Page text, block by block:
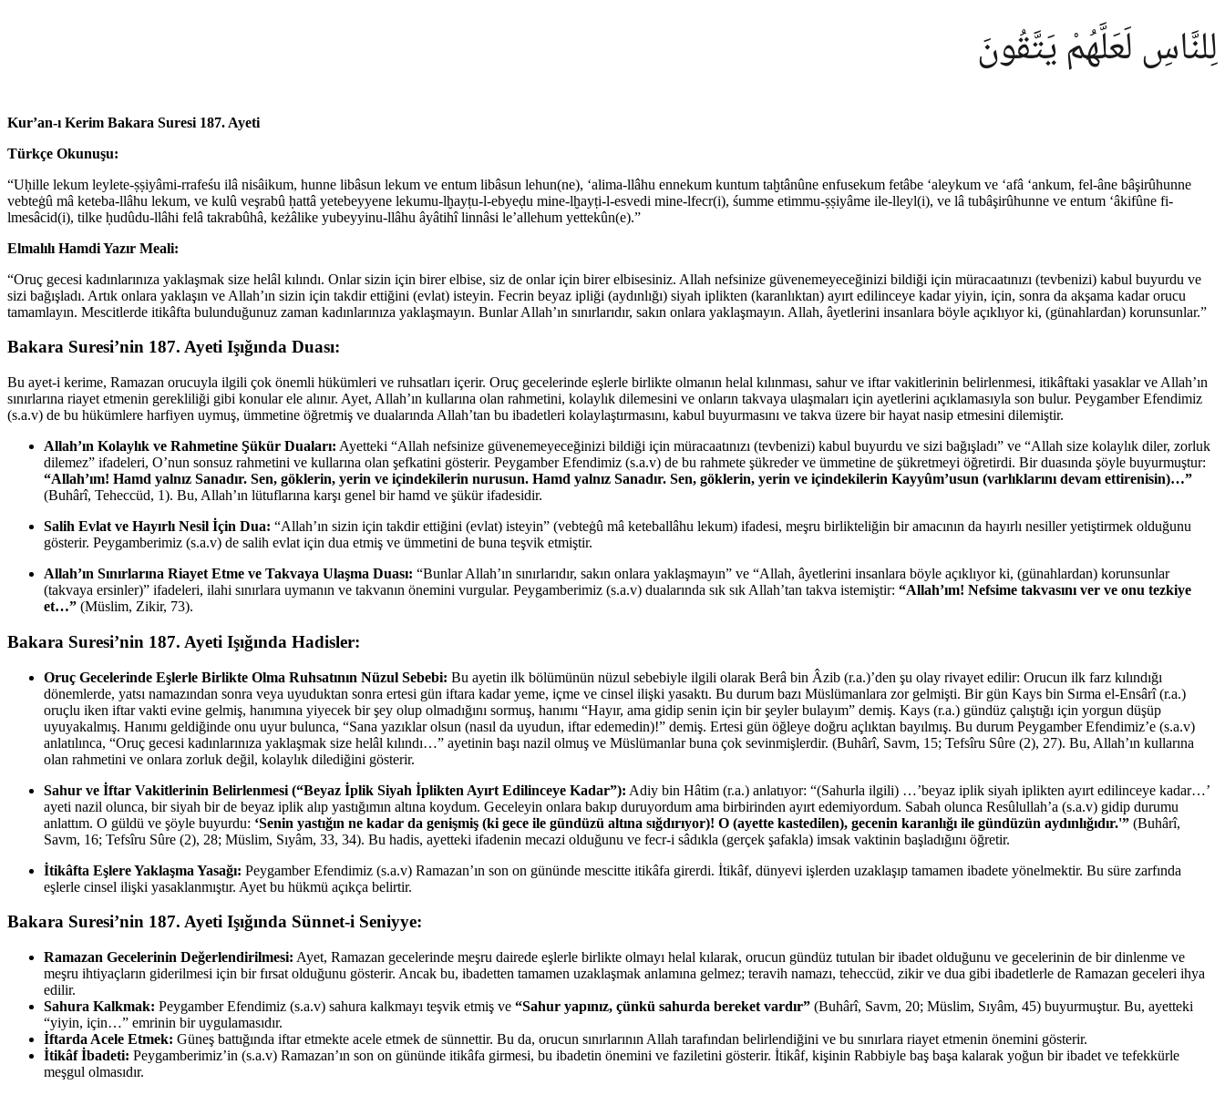
لِلنَّاسِ لَعَلَّهُمْ يَتَّقُونَ
Kur’an-ı Kerim Bakara Suresi 187. Ayeti
Türkçe Okunuşu:
“Uḥille lekum leylete-ṣṣiyâmi-rrafeśu ilâ nisâikum, hunne libâsun lekum ve entum libâsun lehun(ne), ‘alima-llâhu ennekum kuntum taḫtânûne enfusekum fetâbe ‘aleykum ve ‘afâ ‘ankum, fel-âne bâşirûhunne
vebteġû mâ keteba-llâhu lekum, ve kulû veşrabû ḥattâ yetebeyyene lekumu-lḫayṭu-l-ebyeḍu mine-lḫayṭi-l-esvedi mine-lfecr(i), śumme etimmu-ṣṣiyâme ile-lleyl(i), ve lâ tubâşirûhunne ve entum ‘âkifûne fi-
lmesâcid(i), tilke ḥudûdu-llâhi felâ takrabûhâ, keżâlike yubeyyinu-llâhu âyâtihî linnâsi le’allehum yettekûn(e).”
Elmalılı Hamdi Yazır Meali:
“Oruç gecesi kadınlarınıza yaklaşmak size helâl kılındı. Onlar sizin için birer elbise, siz de onlar için birer elbisesiniz. Allah nefsinize güvenemeyeceğinizi bildiği için müracaatınızı (tevbenizi) kabul buyurdu ve
sizi bağışladı. Artık onlara yaklaşın ve Allah’ın sizin için takdir ettiğini (evlat) isteyin. Fecrin beyaz ipliği (aydınlığı) siyah iplikten (karanlıktan) ayırt edilinceye kadar yiyin, için, sonra da akşama kadar orucu
tamamlayın. Mescitlerde itikâfta bulunduğunuz zaman kadınlarınıza yaklaşmayın. Bunlar Allah’ın sınırlarıdır, sakın onlara yaklaşmayın. Allah, âyetlerini insanlara böyle açıklıyor ki, (günahlardan) korunsunlar.”
Bakara Suresi’nin 187. Ayeti Işığında Duası:
Bu ayet-i kerime, Ramazan orucuyla ilgili çok önemli hükümleri ve ruhsatları içerir. Oruç gecelerinde eşlerle birlikte olmanın helal kılınması, sahur ve iftar vakitlerinin belirlenmesi, itikâftaki yasaklar ve Allah’ın
sınırlarına riayet etmenin gerekliliği gibi konular ele alınır. Ayet, Allah’ın kullarına olan rahmetini, kolaylık dilemesini ve onların takvaya ulaşmaları için ayetlerini açıklamasıyla son bulur. Peygamber Efendimiz
(s.a.v) de bu hükümlere harfiyen uymuş, ümmetine öğretmiş ve dualarında Allah’tan bu ibadetleri kolaylaştırmasını, kabul buyurmasını ve takva üzere bir hayat nasip etmesini dilemiştir.
Allah’ın Kolaylık ve Rahmetine Şükür Duaları: Ayetteki “Allah nefsinize güvenemeyeceğinizi bildiği için müracaatınızı (tevbenizi) kabul buyurdu ve sizi bağışladı” ve “Allah size kolaylık diler, zorluk
dilemez” ifadeleri, O’nun sonsuz rahmetini ve kullarına olan şefkatini gösterir. Peygamber Efendimiz (s.a.v) de bu rahmete şükreder ve ümmetine de şükretmeyi öğretirdi. Bir duasında şöyle buyurmuştur:
“Allah’ım! Hamd yalnız Sanadır. Sen, göklerin, yerin ve içindekilerin nurusun. Hamd yalnız Sanadır. Sen, göklerin, yerin ve içindekilerin Kayyûm’usun (varlıklarını devam ettirenisin)…”
(Buhârî, Teheccüd, 1). Bu, Allah’ın lütuflarına karşı genel bir hamd ve şükür ifadesidir.
Salih Evlat ve Hayırlı Nesil İçin Dua: “Allah’ın sizin için takdir ettiğini (evlat) isteyin” (vebteġû mâ keteballâhu lekum) ifadesi, meşru birlikteliğin bir amacının da hayırlı nesiller yetiştirmek olduğunu
gösterir. Peygamberimiz (s.a.v) de salih evlat için dua etmiş ve ümmetini de buna teşvik etmiştir.
Allah’ın Sınırlarına Riayet Etme ve Takvaya Ulaşma Duası: “Bunlar Allah’ın sınırlarıdır, sakın onlara yaklaşmayın” ve “Allah, âyetlerini insanlara böyle açıklıyor ki, (günahlardan) korunsunlar
(takvaya ersinler)” ifadeleri, ilahi sınırlara uymanın ve takvanın önemini vurgular. Peygamberimiz (s.a.v) dualarında sık sık Allah’tan takva istemiştir: “Allah’ım! Nefsime takvasını ver ve onu tezkiye
et…” (Müslim, Zikir, 73).
Bakara Suresi’nin 187. Ayeti Işığında Hadisler:
Oruç Gecelerinde Eşlerle Birlikte Olma Ruhsatının Nüzul Sebebi: Bu ayetin ilk bölümünün nüzul sebebiyle ilgili olarak Berâ bin Âzib (r.a.)’den şu olay rivayet edilir: Orucun ilk farz kılındığı
dönemlerde, yatsı namazından sonra veya uyuduktan sonra ertesi gün iftara kadar yeme, içme ve cinsel ilişki yasaktı. Bu durum bazı Müslümanlara zor gelmişti. Bir gün Kays bin Sırma el-Ensârî (r.a.)
oruçlu iken iftar vakti evine gelmiş, hanımına yiyecek bir şey olup olmadığını sormuş, hanımı “Hayır, ama gidip senin için bir şeyler bulayım” demiş. Kays (r.a.) gündüz çalıştığı için yorgun düşüp
uyuyakalmış. Hanımı geldiğinde onu uyur bulunca, “Sana yazıklar olsun (nasıl da uyudun, iftar edemedin)!” demiş. Ertesi gün öğleye doğru açlıktan bayılmış. Bu durum Peygamber Efendimiz’e (s.a.v)
anlatılınca, “Oruç gecesi kadınlarınıza yaklaşmak size helâl kılındı…” ayetinin başı nazil olmuş ve Müslümanlar buna çok sevinmişlerdir. (Buhârî, Savm, 15; Tefsîru Sûre (2), 27). Bu, Allah’ın kullarına
olan rahmetini ve onlara zorluk değil, kolaylık dilediğini gösterir.
Sahur ve İftar Vakitlerinin Belirlenmesi (“Beyaz İplik Siyah İplikten Ayırt Edilinceye Kadar”): Adiy bin Hâtim (r.a.) anlatıyor: “(Sahurla ilgili) …’beyaz iplik siyah iplikten ayırt edilinceye kadar…’
ayeti nazil olunca, bir siyah bir de beyaz iplik alıp yastığımın altına koydum. Geceleyin onlara bakıp duruyordum ama birbirinden ayırt edemiyordum. Sabah olunca Resûlullah’a (s.a.v) gidip durumu
anlattım. O güldü ve şöyle buyurdu: ‘Senin yastığın ne kadar da genişmiş (ki gece ile gündüzü altına sığdırıyor)! O (ayette kastedilen), gecenin karanlığı ile gündüzün aydınlığıdır.'” (Buhârî,
Savm, 16; Tefsîru Sûre (2), 28; Müslim, Sıyâm, 33, 34). Bu hadis, ayetteki ifadenin mecazi olduğunu ve fecr-i sâdıkla (gerçek şafakla) imsak vaktinin başladığını öğretir.
İtikâfta Eşlere Yaklaşma Yasağı: Peygamber Efendimiz (s.a.v) Ramazan’ın son on gününde mescitte itikâfa girerdi. İtikâf, dünyevi işlerden uzaklaşıp tamamen ibadete yönelmektir. Bu süre zarfında
eşlerle cinsel ilişki yasaklanmıştır. Ayet bu hükmü açıkça belirtir.
Bakara Suresi’nin 187. Ayeti Işığında Sünnet-i Seniyye:
Ramazan Gecelerinin Değerlendirilmesi: Ayet, Ramazan gecelerinde meşru dairede eşlerle birlikte olmayı helal kılarak, orucun gündüz tutulan bir ibadet olduğunu ve gecelerinin de bir dinlenme ve
meşru ihtiyaçların giderilmesi için bir fırsat olduğunu gösterir. Ancak bu, ibadetten tamamen uzaklaşmak anlamına gelmez; teravih namazı, teheccüd, zikir ve dua gibi ibadetlerle de Ramazan geceleri ihya
edilir.
Sahura Kalkmak: Peygamber Efendimiz (s.a.v) sahura kalkmayı teşvik etmiş ve “Sahur yapınız, çünkü sahurda bereket vardır” (Buhârî, Savm, 20; Müslim, Sıyâm, 45) buyurmuştur. Bu, ayetteki
“yiyin, için…” emrinin bir uygulamasıdır.
İftarda Acele Etmek: Güneş battığında iftar etmekte acele etmek de sünnettir. Bu da, orucun sınırlarının Allah tarafından belirlendiğini ve bu sınırlara riayet etmenin önemini gösterir.
İtikâf İbadeti: Peygamberimiz’in (s.a.v) Ramazan’ın son on gününde itikâfa girmesi, bu ibadetin önemini ve faziletini gösterir. İtikâf, kişinin Rabbiyle baş başa kalarak yoğun bir ibadet ve tefekkürle
meşgul olmasıdır.